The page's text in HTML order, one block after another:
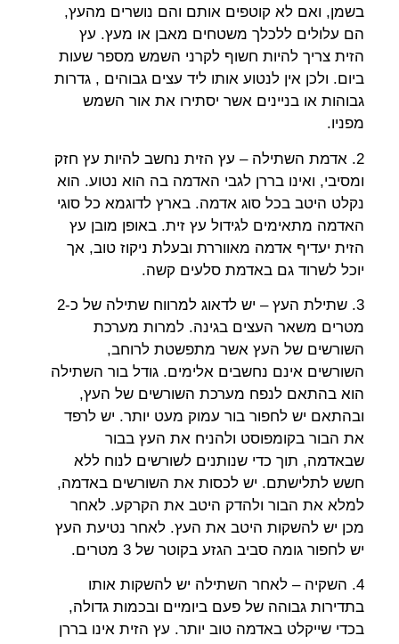
בשמן, ואם לא קוטפים אותם והם נושרים מהעץ,
הם עלולים ללכלך משטחים מאבן או מעץ. עץ
הזית צריך להיות חשוף לקרני השמש מספר שעות
ביום. ולכן אין לנטוע אותו ליד עצים גבוהים , גדרות
גבוהות או בניינים אשר יסתירו את אור השמש
מפניו.
2. אדמת השתילה – עץ הזית נחשב להיות עץ חזק
ומסיבי, ואינו בררן לגבי האדמה בה הוא נטוע. הוא
נקלט היטב בכל סוג אדמה. בארץ לדוגמא כל סוגי
האדמה מתאימים לגידול עץ זית. באופן מובן עץ
הזית יעדיף אדמה מאווררת ובעלת ניקוז טוב, אך
יוכל לשרוד גם באדמת סלעים קשה.
3. שתילת העץ – יש לדאוג למרווח שתילה של כ-2
מטרים משאר העצים בגינה. למרות מערכת
השורשים של העץ אשר מתפשטת לרוחב,
השורשים אינם נחשבים אלימים. גודל בור השתילה
הוא בהתאם לנפח מערכת השורשים של העץ,
ובהתאם יש לחפור בור עמוק מעט יותר. יש לרפד
את הבור בקומפוסט ולהניח את העץ בבור
שבאדמה, תוך כדי שנותנים לשורשים לנוח ללא
חשש לתלישתם. יש לכסות את השורשים באדמה,
למלא את הבור ולהדק היטב את הקרקע. לאחר
מכן יש להשקות היטב את העץ. לאחר נטיעת העץ
יש לחפור גומה סביב הגזע בקוטר של 3 מטרים.
4. השקיה – לאחר השתילה יש להשקות אותו
בתדירות גבוהה של פעם ביומיים ובכמות גדולה,
בכדי שייקלט באדמה טוב יותר. עץ הזית אינו בררן